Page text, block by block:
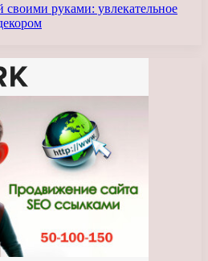
своими руками: увлекательное